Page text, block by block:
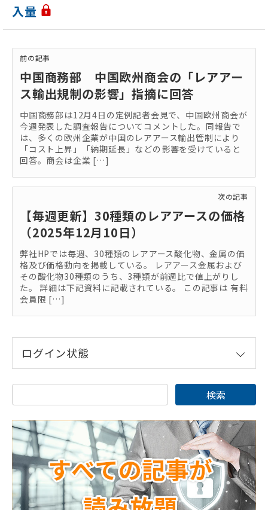
入量
前の記事
中国商務部 中国欧州商会の「レアアー
ス輸出規制の影響」指摘に回答
中国商務部は12月4日の定例記者会見で、中国欧州商会が
今週発表した調査報告についてコメントした。同報告で
は、多くの欧州企業が中国のレアアース輸出管制により
「コスト上昇」「納期延長」などの影響を受けていると
回答。商会は企業 […]
次の記事
【毎週更新】30種類のレアアースの価格
（2025年12月10日）
弊社HPでは毎週、30種類のレアアース酸化物、金属の価
格及び価格動向を掲載している。 レアアース金属および
その酸化物30種類のうち、3種類が前週比で値上がりし
た。 詳細は下記資料に記載されている。 この記事は 有料
会員限 […]
ログイン状態